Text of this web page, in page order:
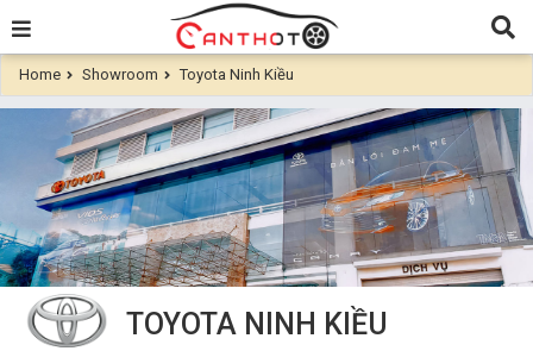
Home Showroom Toyota Ninh Kiều
TOYOTA NINH KIỀU